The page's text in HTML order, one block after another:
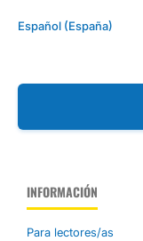
Español (España)
INFORMACIÓN
Para lectores/as